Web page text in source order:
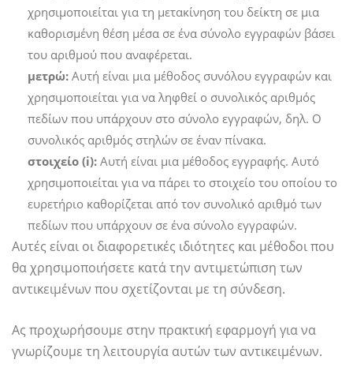
χρησιμοποιείται για τη μετακίνηση του δείκτη σε μια
καθορισμένη θέση μέσα σε ένα σύνολο εγγραφών βάσει
του αριθμού που αναφέρεται.
μετρώ: Αυτή είναι μια μέθοδος συνόλου εγγραφών και
χρησιμοποιείται για να ληφθεί ο συνολικός αριθμός
πεδίων που υπάρχουν στο σύνολο εγγραφών, δηλ. Ο
συνολικός αριθμός στηλών σε έναν πίνακα.
στοιχείο (i): Αυτή είναι μια μέθοδος εγγραφής. Αυτό
χρησιμοποιείται για να πάρει το στοιχείο του οποίου το
ευρετήριο καθορίζεται από τον συνολικό αριθμό των
πεδίων που υπάρχουν σε ένα σύνολο εγγραφών.
Αυτές είναι οι διαφορετικές ιδιότητες και μέθοδοι που
θα χρησιμοποιήσετε κατά την αντιμετώπιση των
αντικειμένων που σχετίζονται με τη σύνδεση.
Ας προχωρήσουμε στην πρακτική εφαρμογή για να
γνωρίζουμε τη λειτουργία αυτών των αντικειμένων.